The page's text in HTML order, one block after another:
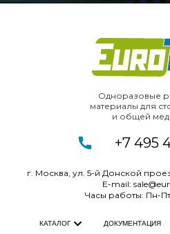
Одноразовые
материалы для
и общей
+7 495
г. Москва, ул. 5-й Донской
E-mail:
Часы работы: Пн-
КАТАЛОГ ДОКУМЕНТАЦИЯ